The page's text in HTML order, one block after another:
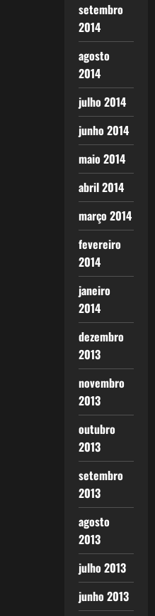
setembro
2014
agosto
2014
julho 2014
junho 2014
maio 2014
abril 2014
março 2014
fevereiro
2014
janeiro
2014
dezembro
2013
novembro
2013
outubro
2013
setembro
2013
agosto
2013
julho 2013
junho 2013